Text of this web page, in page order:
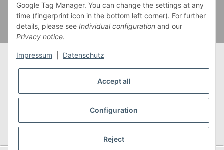
* Alle Preise inkl. gesetzlicher USt., zzgl.Versand
** Gilt für Lieferungen innerhalb Deutschlands,
Lieferzeiten für andere Länder entnehmen Sie bitte
Versandkostenübersicht
Google Tag Manager. You can change the settings at any
time (fingerprint icon in the bottom left corner). For further
details, please see Individual configuration and our
Privacy notice.
Impressum Datenschutz
Accept all
Configuration
Reject